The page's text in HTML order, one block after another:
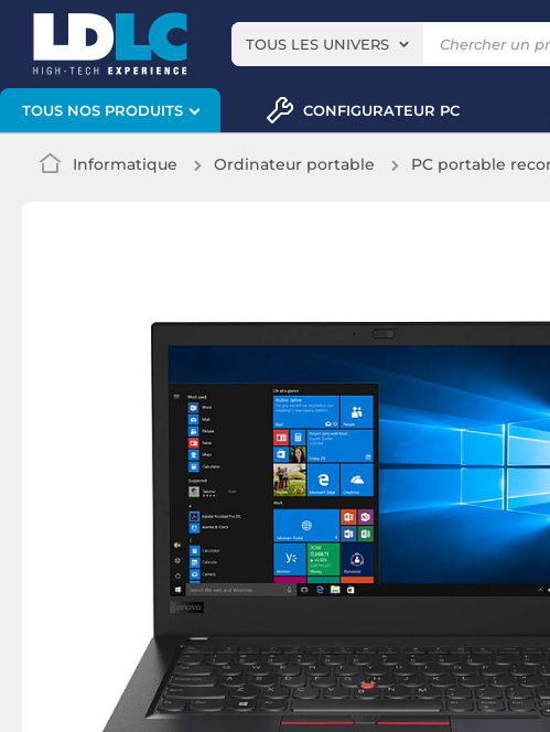
TOUS LES UNIVERS
TOUS NOS PRODUITS CONFIGURATEUR PC
Informatique Ordinateur portable PC portable